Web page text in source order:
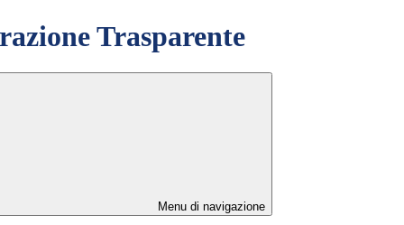
Trasparente
Menu di navigazione